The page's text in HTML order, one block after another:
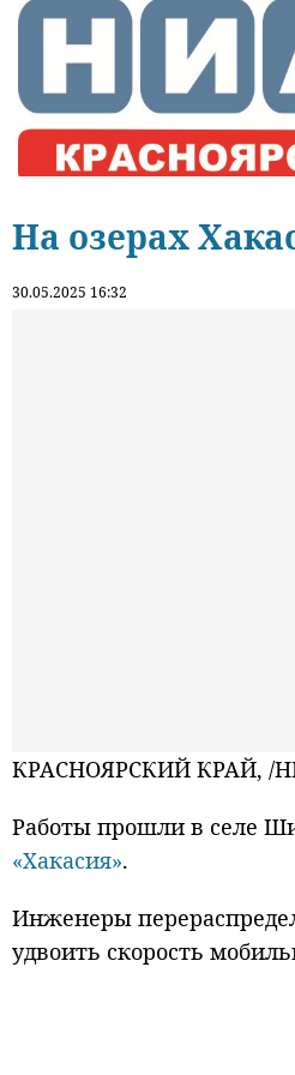
На озерах
30.05.2025 16:32
КРАСНОЯРСКИЙ КРАЙ, /
Работы прошли в селе
«Хакасия».
Инженеры
удвоить скорость